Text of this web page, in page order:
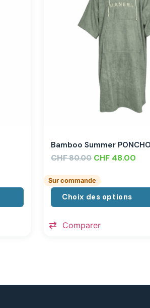
Bamboo Summer PONCHO
CHF80.00 CHF 48.00
Sur commande
Choix des options
Comparer